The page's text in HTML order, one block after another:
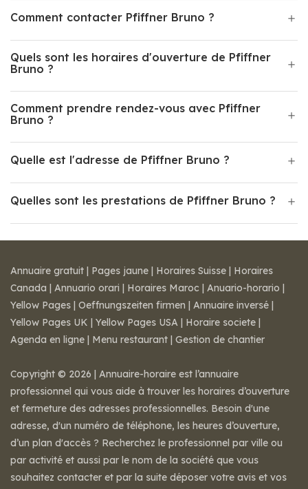
Comment contacter Pfiffner Bruno ?
Quels sont les horaires d'ouverture de Pfiffner
Bruno ?
Comment prendre rendez-vous avec Pfiffner
Bruno ?
Quelle est l'adresse de Pfiffner Bruno ?
Quelles sont les prestations de Pfiffner Bruno ?
Annuaire gratuit | Pages jaune | Horaires Suisse | Horaires
Canada | Annuario orari | Horaires Maroc | Anuario-horario |
Yellow Pages | Oeffnungszeiten firmen | Annuaire inversé |
Yellow Pages UK | Yellow Pages USA | Horaire societe |
Agenda en ligne | Menu restaurant | Gestion de chantier
Copyright © 2026 | Annuaire-horaire est l’annuaire
professionnel qui vous aide à trouver les horaires d’ouverture
et fermeture des adresses professionnelles. Besoin d'une
adresse, d'un numéro de téléphone, les heures d’ouverture,
d’un plan d'accès ? Recherchez le professionnel par ville ou
par activité et aussi par le nom de la société que vous
souhaitez contacter et par la suite déposer votre avis et vos